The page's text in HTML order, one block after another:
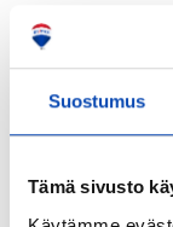
Suostumus
Tämä sivusto
ostajille.